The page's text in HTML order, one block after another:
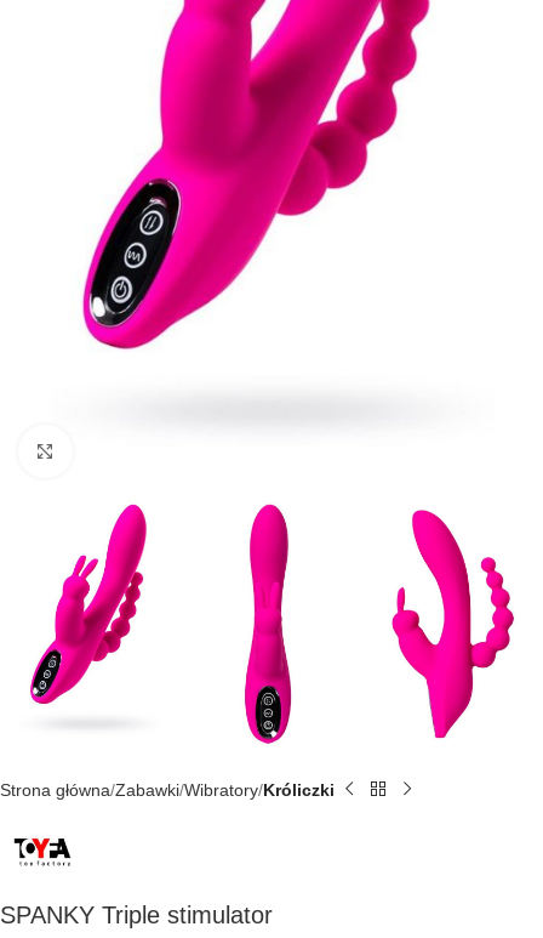
Strona główna Zabawki Wibratory Króliczki
SPANKY Triple stimulator